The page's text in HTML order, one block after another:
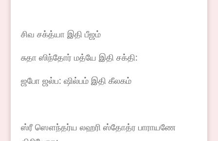
சிவ சக்த்யா இதி பீஜம்
சுதா ஸிந்தோர் மத்யே இதி சக்தி:
ஜபோ ஜல்ப: ஷில்பம் இதி கீலகம்
ஸ்ரீ ஸௌந்தர்ய லஹரி ஸ்தோத்ர பாராயணே